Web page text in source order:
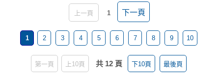
上一頁 1 下一頁
1 2 3 4 5 6 7 8 9 10
第一頁 上10頁 共 12 頁 下10頁 最後頁